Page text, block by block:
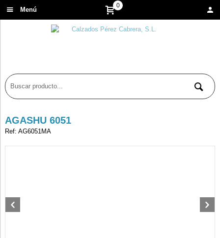
0
AGASHU 6051
Ref: AG6051MA
Menú